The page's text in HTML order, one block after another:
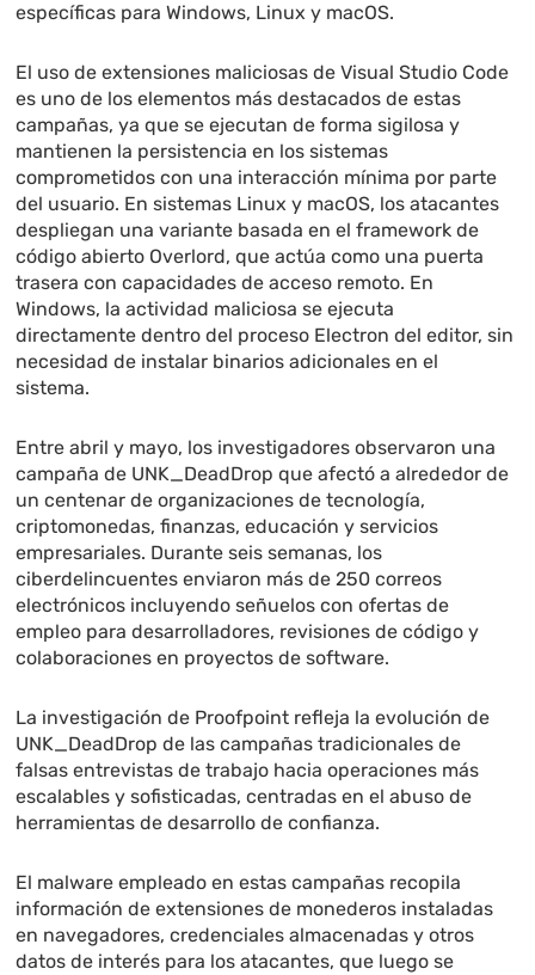
específicas para Windows, Linux y macOS.
El uso de extensiones maliciosas de Visual Studio Code
es uno de los elementos más destacados de estas
campañas, ya que se ejecutan de forma sigilosa y
mantienen la persistencia en los sistemas
comprometidos con una interacción mínima por parte
del usuario. En sistemas Linux y macOS, los atacantes
despliegan una variante basada en el framework de
código abierto Overlord, que actúa como una puerta
trasera con capacidades de acceso remoto. En
Windows, la actividad maliciosa se ejecuta
directamente dentro del proceso Electron del editor, sin
necesidad de instalar binarios adicionales en el
sistema.
Entre abril y mayo, los investigadores observaron una
campaña de UNK_DeadDrop que afectó a alrededor de
un centenar de organizaciones de tecnología,
criptomonedas, finanzas, educación y servicios
empresariales. Durante seis semanas, los
ciberdelincuentes enviaron más de 250 correos
electrónicos incluyendo señuelos con ofertas de
empleo para desarrolladores, revisiones de código y
colaboraciones en proyectos de software.
La investigación de Proofpoint refleja la evolución de
UNK_DeadDrop de las campañas tradicionales de
falsas entrevistas de trabajo hacia operaciones más
escalables y sofisticadas, centradas en el abuso de
herramientas de desarrollo de confianza.
El malware empleado en estas campañas recopila
información de extensiones de monederos instaladas
en navegadores, credenciales almacenadas y otros
datos de interés para los atacantes, que luego se